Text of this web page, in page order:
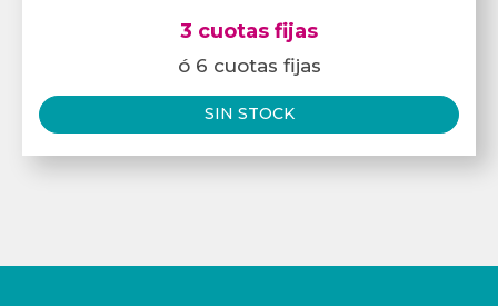
3 cuotas fijas
ó 6 cuotas fijas
SIN STOCK